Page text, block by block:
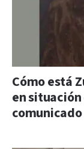
Cómo está
en situación